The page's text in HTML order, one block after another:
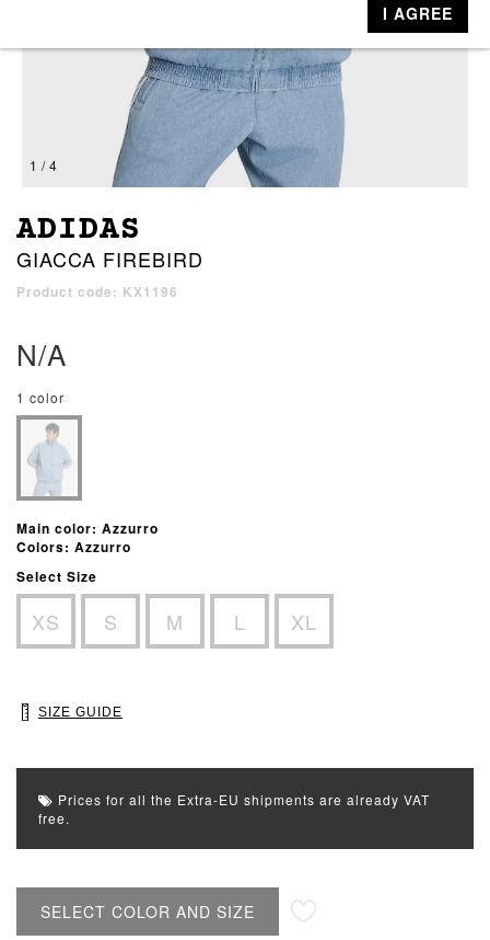
1 / 4
ADIDAS
GIACCA FIREBIRD
Product code: KX1196
N/A
1 color
Main color: Azzurro
Colors: Azzurro
Select Size
XS S M L XL
SIZE GUIDE
Prices for all the Extra-EU shipments are already VAT
free.
SELECT COLOR AND SIZE
I AGREE